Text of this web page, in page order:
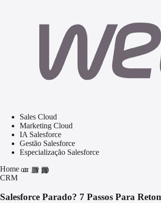
Sales Cloud
Marketing Cloud
IA Salesforce
Gestão Salesforce
Especialização Salesforce
Homehome
grid_view
apps
CRM
Salesforce Parado? 7 Passos Para